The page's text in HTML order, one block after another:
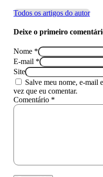
Todos os artigos do autor
Deixe o primeiro
Nome *
E-mail *
Site
Salve meu nome, e-mail
vez que eu comentar.
Comentário *